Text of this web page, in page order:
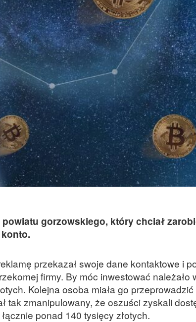
gorzowskiego, który chciał
przekazał swoje dane kontaktowe i
firmy. By móc inwestować należało
Kolejna osoba miała go
tak zmanipulowany, że oszuści zyskali
ponad 140 tysięcy złotych.